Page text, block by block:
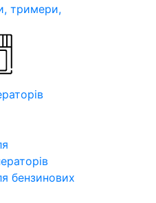
тримери,
бензинових